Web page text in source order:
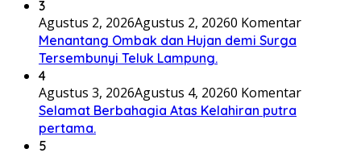
3
Agustus 2, 2026Agustus 2, 20260 Komentar
Menantang Ombak dan Hujan demi Surga
Tersembunyi Teluk Lampung.
4
Agustus 3, 2026Agustus 4, 20260 Komentar
Selamat Berbahagia Atas Kelahiran putra
pertama.
5